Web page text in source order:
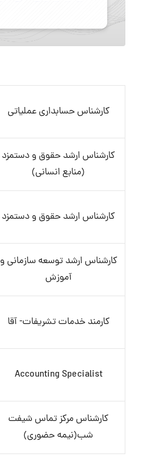
کارشناس حسابداری عملیاتی
کارشناس ارشد حقوق و دستمزد
(منابع انسانی)
کارشناس ارشد حقوق و دستمزد
کارشناس ارشد توسعه سازمانی و
آموزش
کارمند خدمات تشریفات- آقا
Accounting Specialist
کارشناس مرکز تماس شیفت
شب(نیمه حضوری)